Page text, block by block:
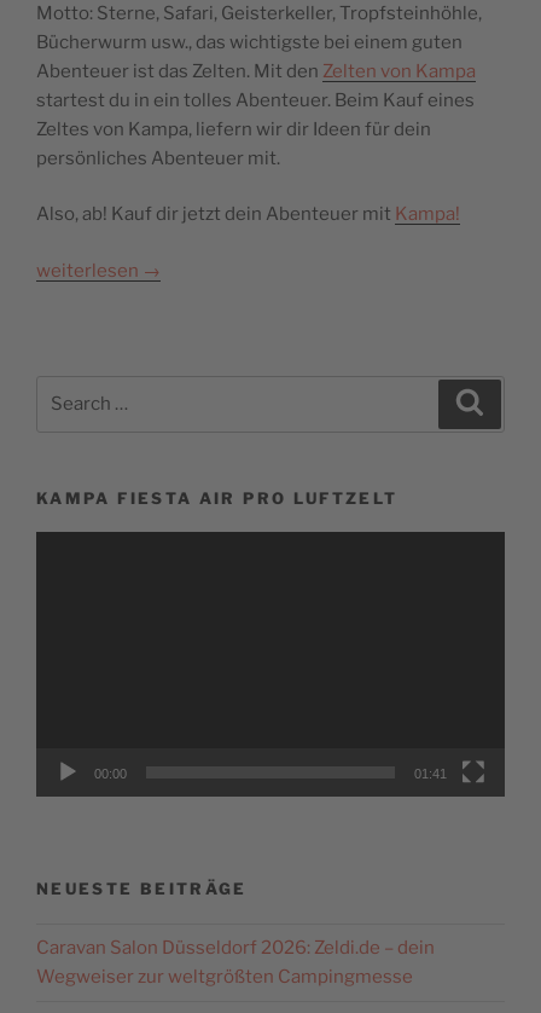
Motto: Sterne, Safari, Geisterkeller, Tropfsteinhöhle,
Bücherwurm usw., das wichtigste bei einem guten
Abenteuer ist das Zelten. Mit den Zelten von Kampa
startest du in ein tolles Abenteuer. Beim Kauf eines
Zeltes von Kampa, liefern wir dir Ideen für dein
persönliches Abenteuer mit.
Also, ab! Kauf dir jetzt dein Abenteuer mit Kampa!
weiterlesen →
KAMPA FIESTA AIR PRO LUFTZELT
00:00 01:41
NEUESTE BEITRÄGE
Caravan Salon Düsseldorf 2026: Zeldi.de – dein
Wegweiser zur weltgrößten Campingmesse